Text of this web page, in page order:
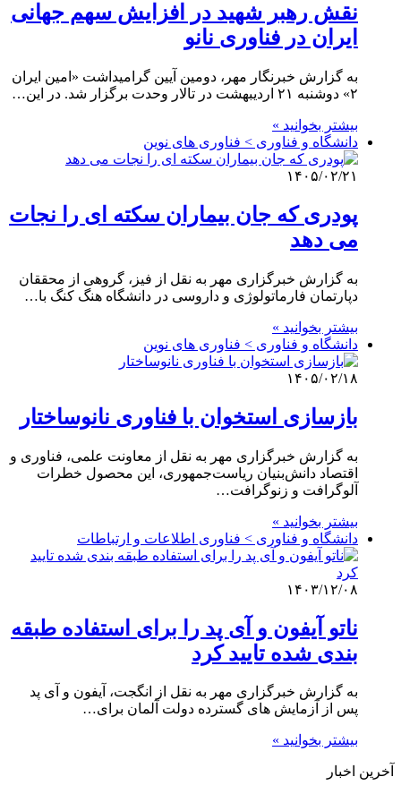
نقش رهبر شهید در افزایش سهم جهانی
ایران در فناوری نانو
به گزارش خبرنگار مهر، دومین آیین گرامیداشت «امین ایران
۲» دوشنبه ۲۱ اردیبهشت در تالار وحدت برگزار شد. در این…
بیشتر بخوانید »
دانشگاه و فناوری > فناوری های نوین
۱۴۰۵/۰۲/۲۱
پودری که جان بیماران سکته ای را نجات
می دهد
به گزارش خبرگزاری مهر به نقل از فیز، گروهی از محققان
دپارتمان فارماتولوژی و داروسی در دانشگاه هنگ کنگ با…
بیشتر بخوانید »
دانشگاه و فناوری > فناوری های نوین
۱۴۰۵/۰۲/۱۸
بازسازی استخوان با فناوری نانوساختار
به گزارش خبرگزاری مهر به نقل از معاونت علمی، فناوری و
اقتصاد دانش‌بنیان ریاست‌جمهوری، این محصول خطرات
آلوگرافت و زنوگرافت…
بیشتر بخوانید »
دانشگاه و فناوری > فناوری اطلاعات و ارتباطات
۱۴۰۳/۱۲/۰۸
ناتو آیفون و آی پد را برای استفاده طبقه
بندی شده تایید کرد
به گزارش خبرگزاری مهر به نقل از انگجت، آیفون و آی پد
پس از آزمایش های گسترده دولت آلمان برای…
بیشتر بخوانید »
آخرین اخبار